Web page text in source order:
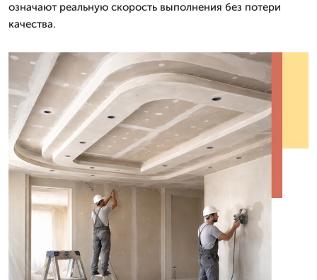
означают реальную скорость выполнения без потери
качества.